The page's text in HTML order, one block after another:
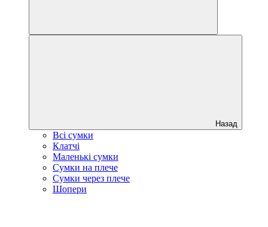
Назад
Всі сумки
Клатчі
Маленькі сумки
Сумки на плече
Сумки через плече
Шопери